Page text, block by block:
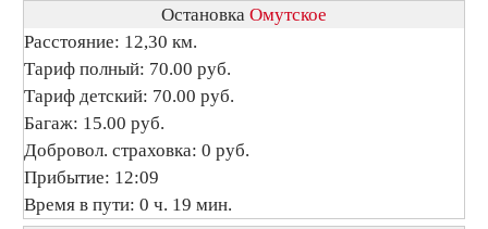
Остановка Омутское
Расстояние: 12,30 км.
Тариф полный: 70.00 руб.
Тариф детский: 70.00 руб.
Багаж: 15.00 руб.
Добровол. страховка: 0 руб.
Прибытие: 12:09
Время в пути: 0 ч. 19 мин.